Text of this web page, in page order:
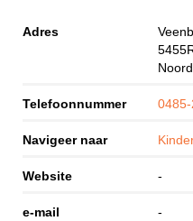
Adres
Telefoonnummer
Navigeer naar
Website -
e-mail -